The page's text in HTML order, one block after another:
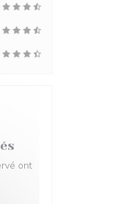
ont